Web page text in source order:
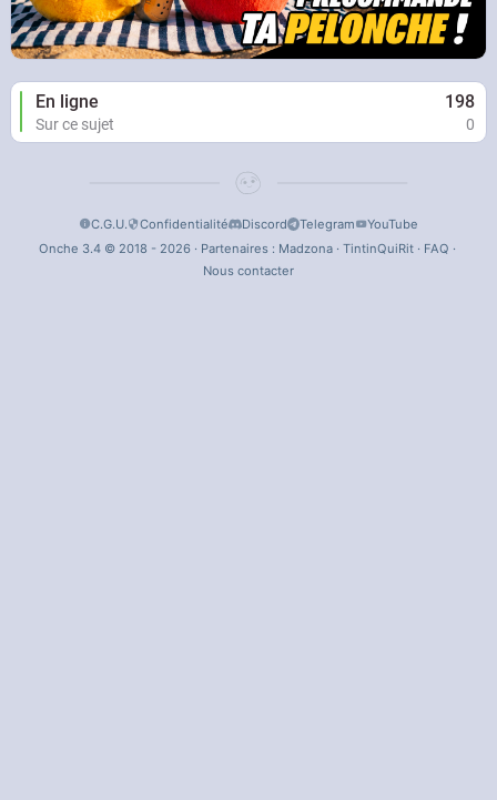
En ligne 198
Sur ce sujet 0
C.G.U. Confidentialité Discord Telegram
YouTube
Onche 3.4 © 2018 - 2026 · Partenaires : Madzona· TintinQuiRit· FAQ ·
Nous contacter